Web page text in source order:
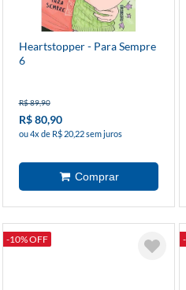
Heartstopper - Para Sempre
6
R$ 89,90
R$ 80,90
ou 4x de R$ 20,22 sem juros
-10% OFF